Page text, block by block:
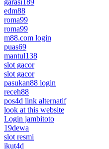
garasi189
edm88
roma99
roma99
m88.com login
puas69
mantul138
slot gacor
slot gacor
pasukan88 login
receh88
pos4d link alternatif
look at this website
Login jambitoto
19dewa
slot resmi
ikut4d